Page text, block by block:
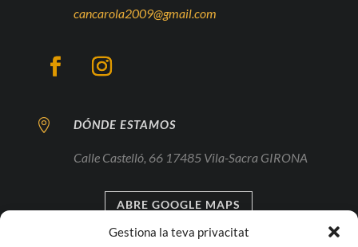
Gestiona la teva privacitat
cancarola2009@gmail.com
 DÓNDE ESTAMOS
Calle Castelló, 66 17485 Vila-Sacra GIRONA
ABRE GOOGLE MAPS